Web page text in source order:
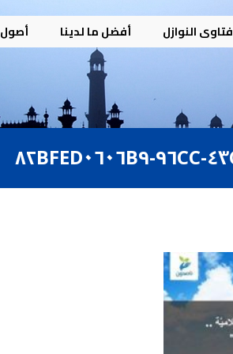
فتاوى النوازل أفضل ما لدينا أصول